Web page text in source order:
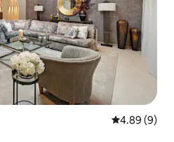
平均评分
4.89 (9)